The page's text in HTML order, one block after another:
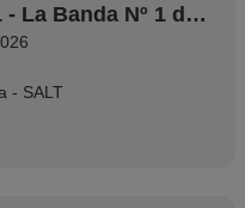
- La Banda Nº 1 del
a Creedence
Revival
- SALT